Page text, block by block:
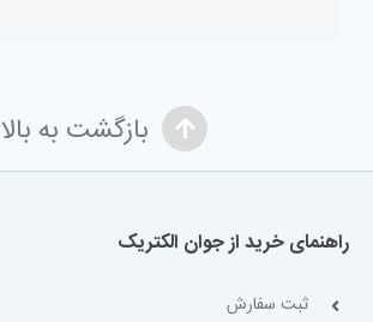
بازگشت به بالا
راهنمای خرید از جوان الکتریک
ثبت سفارش